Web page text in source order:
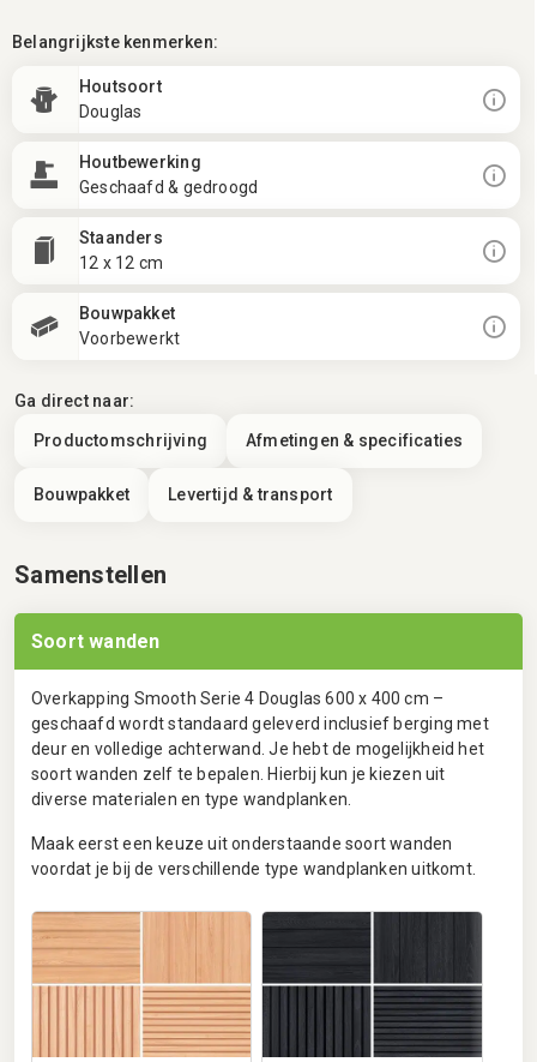
Belangrijkste kenmerken:
Houtsoort
Douglas
Houtbewerking
Geschaafd & gedroogd
Staanders
12 x 12 cm
Bouwpakket
Voorbewerkt
Ga direct naar:
Productomschrijving Afmetingen & specificaties
Bouwpakket Levertijd & transport
Samenstellen
Soort wanden
Overkapping Smooth Serie 4 Douglas 600 x 400 cm –
geschaafd wordt standaard geleverd inclusief berging met
deur en volledige achterwand. Je hebt de mogelijkheid het
soort wanden zelf te bepalen. Hierbij kun je kiezen uit
diverse materialen en type wandplanken.
Maak eerst een keuze uit onderstaande soort wanden
voordat je bij de verschillende type wandplanken uitkomt.